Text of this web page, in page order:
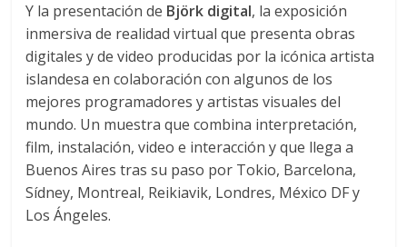
Y la presentación de Björk digital, la exposición
inmersiva de realidad virtual que presenta obras
digitales y de video producidas por la icónica artista
islandesa en colaboración con algunos de los
mejores programadores y artistas visuales del
mundo. Un muestra que combina interpretación,
film, instalación, video e interacción y que llega a
Buenos Aires tras su paso por Tokio, Barcelona,
Sídney, Montreal, Reikiavik, Londres, México DF y
Los Ángeles.